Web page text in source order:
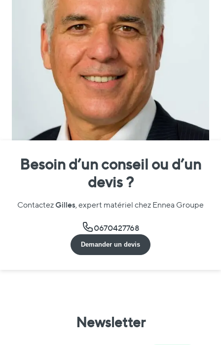
Besoin d’un conseil ou d’un
devis ?
Contactez Gilles, expert matériel chez Ennea Groupe
0670427768
Demander un devis
Newsletter